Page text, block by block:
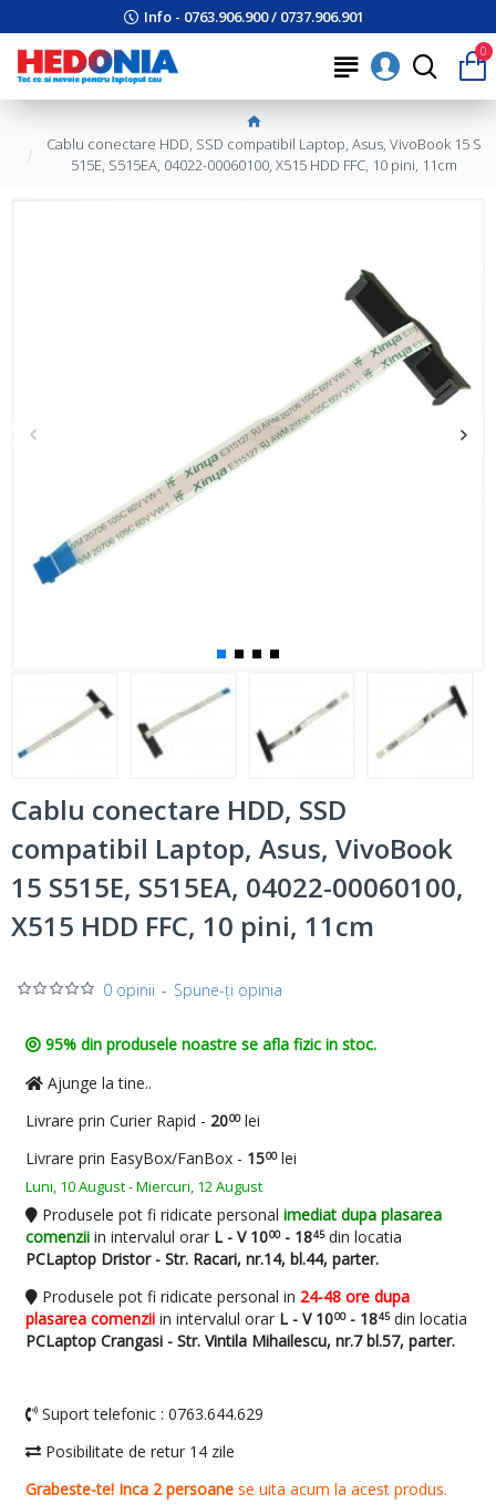
Info - 0763.906.900 / 0737.906.901
0
Cablu conectare HDD, SSD compatibil Laptop, Asus, VivoBook 15 S
515E, S515EA, 04022-00060100, X515 HDD FFC, 10 pini, 11cm
Cablu conectare HDD, SSD
compatibil Laptop, Asus, VivoBook
15 S515E, S515EA, 04022-00060100,
X515 HDD FFC, 10 pini, 11cm
0 opinii - Spune-ţi opinia